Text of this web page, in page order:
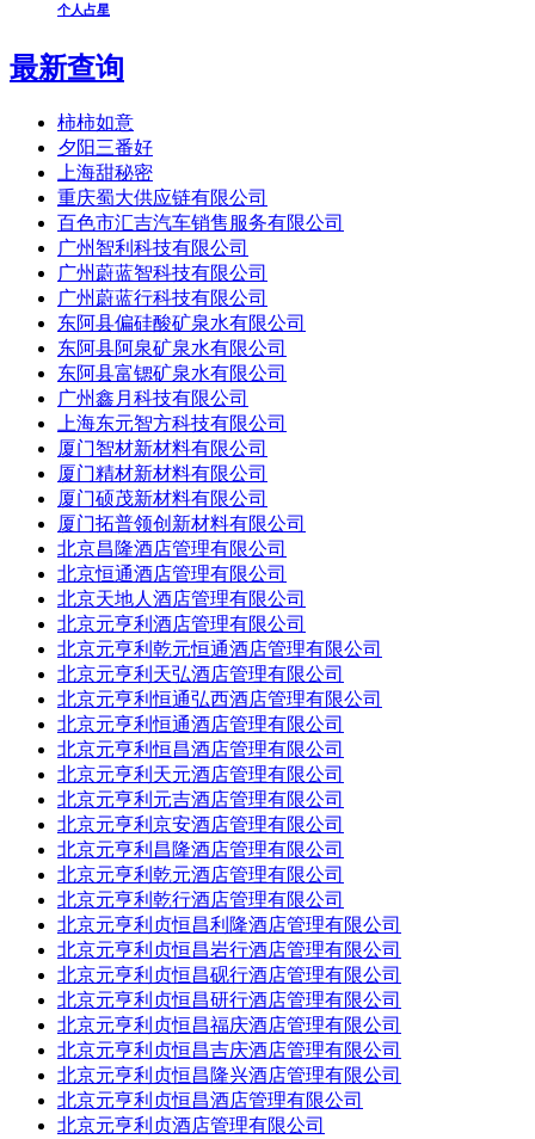
个人占星
最新查询
柿柿如意
夕阳三番好
上海甜秘密
重庆蜀大供应链有限公司
百色市汇吉汽车销售服务有限公司
广州智利科技有限公司
广州蔚蓝智科技有限公司
广州蔚蓝行科技有限公司
东阿县偏硅酸矿泉水有限公司
东阿县阿泉矿泉水有限公司
东阿县富锶矿泉水有限公司
广州鑫月科技有限公司
上海东元智方科技有限公司
厦门智材新材料有限公司
厦门精材新材料有限公司
厦门硕茂新材料有限公司
厦门拓普领创新材料有限公司
北京昌隆酒店管理有限公司
北京恒通酒店管理有限公司
北京天地人酒店管理有限公司
北京元亨利酒店管理有限公司
北京元亨利乾元恒通酒店管理有限公司
北京元亨利天弘酒店管理有限公司
北京元亨利恒通弘西酒店管理有限公司
北京元亨利恒通酒店管理有限公司
北京元亨利恒昌酒店管理有限公司
北京元亨利天元酒店管理有限公司
北京元亨利元吉酒店管理有限公司
北京元亨利京安酒店管理有限公司
北京元亨利昌隆酒店管理有限公司
北京元亨利乾元酒店管理有限公司
北京元亨利乾行酒店管理有限公司
北京元亨利贞恒昌利隆酒店管理有限公司
北京元亨利贞恒昌岩行酒店管理有限公司
北京元亨利贞恒昌砚行酒店管理有限公司
北京元亨利贞恒昌研行酒店管理有限公司
北京元亨利贞恒昌福庆酒店管理有限公司
北京元亨利贞恒昌吉庆酒店管理有限公司
北京元亨利贞恒昌隆兴酒店管理有限公司
北京元亨利贞恒昌酒店管理有限公司
北京元亨利贞酒店管理有限公司